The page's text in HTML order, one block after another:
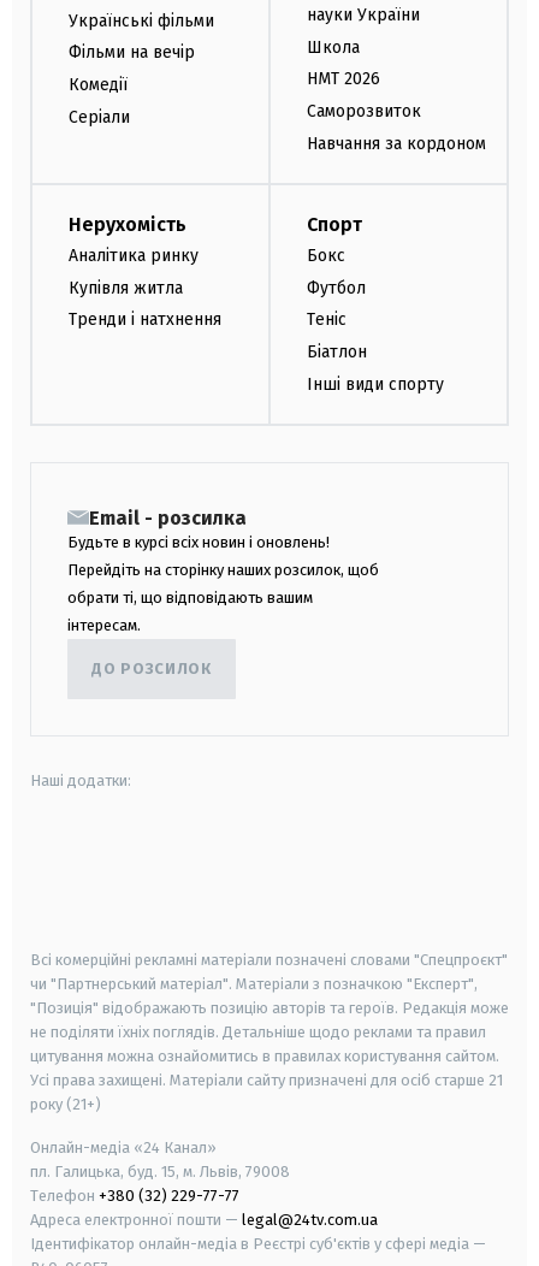
Українські фільми
Фільми на вечір
Комедії
Серіали
науки України
Школа
НМТ 2026
Саморозвиток
Навчання за кордоном
Нерухомість
Аналітика ринку
Купівля житла
Тренди і натхнення
Спорт
Бокс
Футбол
Теніс
Біатлон
Інші види спорту
Email - розсилка
Будьте в курсі всіх новин і оновлень!
Перейдіть на сторінку наших розсилок, щоб
обрати ті, що відповідають вашим
інтересам.
ДО РОЗСИЛОК
Наші додатки:
Всі комерційні рекламні матеріали позначені словами "Спецпроєкт"
чи "Партнерський матеріал". Матеріали з позначкою "Експерт",
"Позиція" відображають позицію авторів та героїв. Редакція може
не поділяти їхніх поглядів. Детальніше щодо реклами та правил
цитування можна ознайомитись в правилах користування сайтом.
Усі права захищені. Матеріали сайту призначені для осіб старше 21
року (21+)
Онлайн-медіа «24 Канал»
пл. Галицька, буд. 15, м. Львів, 79008
Телефон +380 (32) 229-77-77
Адреса електронної пошти — legal@24tv.com.ua
Ідентифікатор онлайн-медіа в Реєстрі суб'єктів у сфері медіа —